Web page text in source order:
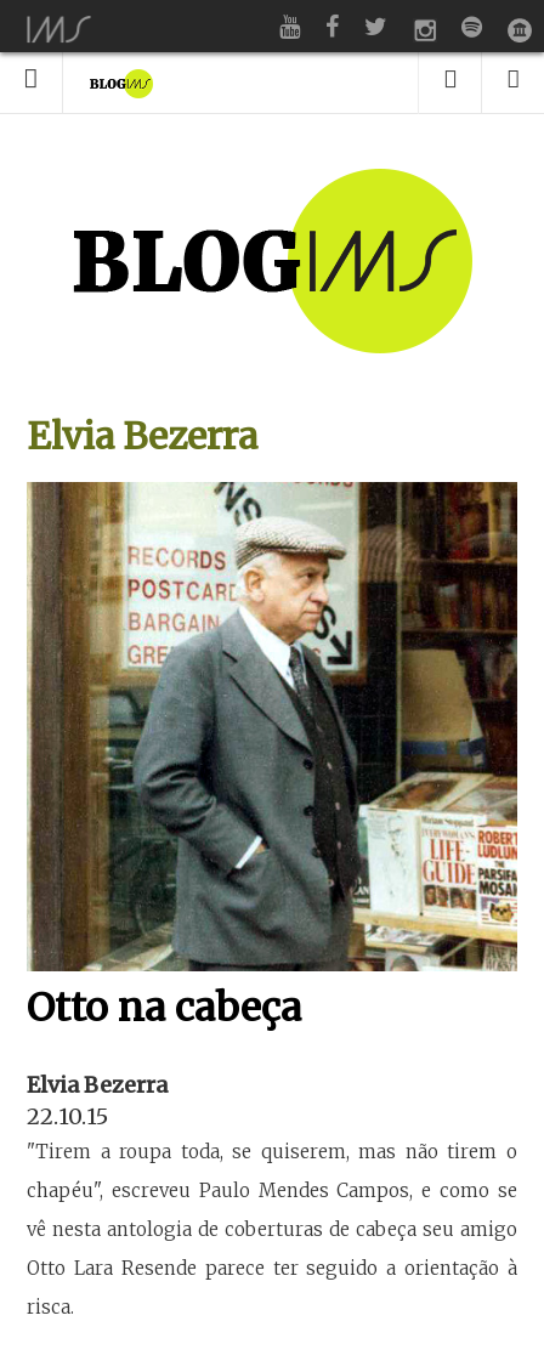
Elvia Bezerra
Otto na cabeça
Elvia Bezerra
22.10.15
"Tirem a roupa toda, se quiserem, mas não tirem o
chapéu", escreveu Paulo Mendes Campos, e como se
vê nesta antologia de coberturas de cabeça seu amigo
Otto Lara Resende parece ter seguido a orientação à
risca.